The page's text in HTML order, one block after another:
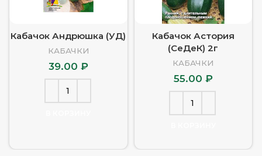
Кабачок Андрюшка (УД)
КАБАЧКИ
39.00 ₽
Кабачок Астория
(СеДеК) 2г
КАБАЧКИ
55.00 ₽